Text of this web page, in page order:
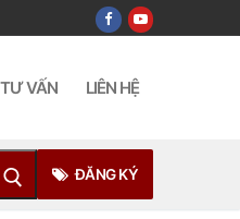
TƯ VẤN LIÊN HỆ
ĐĂNG KÝ